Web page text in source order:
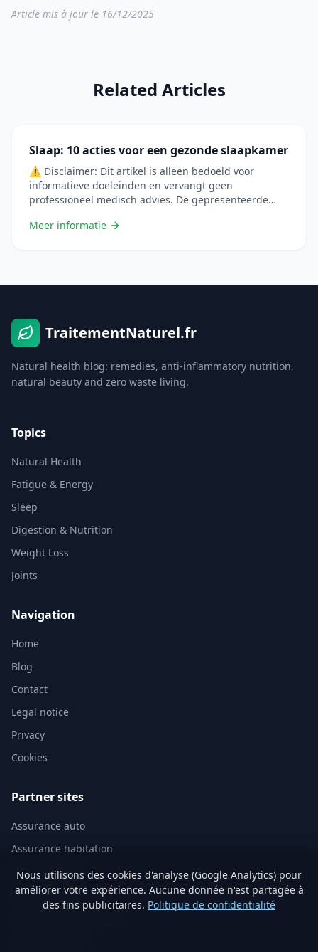
Article mis à jour le 16/12/2025
Related Articles
Slaap: 10 acties voor een gezonde slaapkamer
⚠️ Disclaimer: Dit artikel is alleen bedoeld voor
informatieve doeleinden en vervangt geen
professioneel medisch advies. De gepresenteerde
studies, maar elke situatie is uniek. Raadpleeg altijd
gebruikt of een chronische aandoening &#8230; Lire
Meer informatie
TraitementNaturel.fr
Natural health blog: remedies, anti-inflammatory nutrition,
natural beauty and zero waste living.
Topics
Natural Health
Fatigue & Energy
Sleep
Digestion & Nutrition
Weight Loss
Joints
Navigation
Home
Blog
Contact
Legal notice
Privacy
Cookies
Partner sites
Assurance auto
Assurance habitation
Mutuelle santé
Assurance vie
Nous utilisons des cookies d'analyse (Google Analytics) pour
améliorer votre expérience. Aucune donnée n'est partagée à
des fins publicitaires. Politique de confidentialité